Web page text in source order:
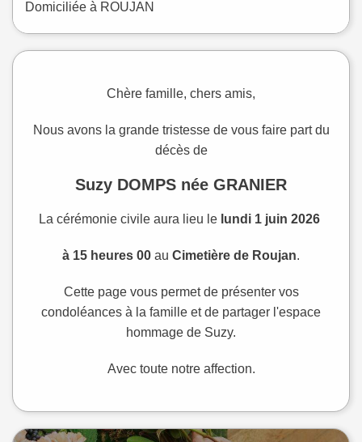
Domiciliée à ROUJAN
Chère famille, chers amis,
Nous avons la grande tristesse de vous faire part du
décès de
Suzy DOMPS née GRANIER
La cérémonie civile aura lieu le lundi 1 juin 2026
à 15 heures 00 au Cimetière de Roujan.
Cette page vous permet de présenter vos
condoléances à la famille et de partager l'espace
hommage de Suzy.
Avec toute notre affection.